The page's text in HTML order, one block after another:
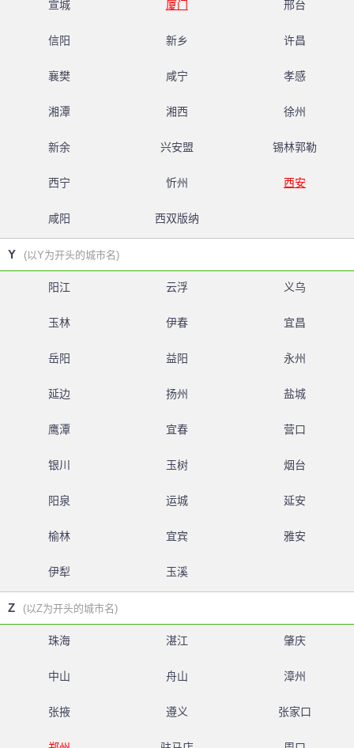
宣城 厦门 邢台
信阳 新乡 许昌
襄樊 咸宁 孝感
湘潭 湘西 徐州
新余 兴安盟 锡林郭勒
西宁 忻州 西安
咸阳 西双版纳
Y (以Y为开头的城市名)
阳江 云浮 义乌
玉林 伊春 宜昌
岳阳 益阳 永州
延边 扬州 盐城
鹰潭 宜春 营口
银川 玉树 烟台
阳泉 运城 延安
榆林 宜宾 雅安
伊犁 玉溪
Z (以Z为开头的城市名)
珠海 湛江 肇庆
中山 舟山 漳州
张掖 遵义 张家口